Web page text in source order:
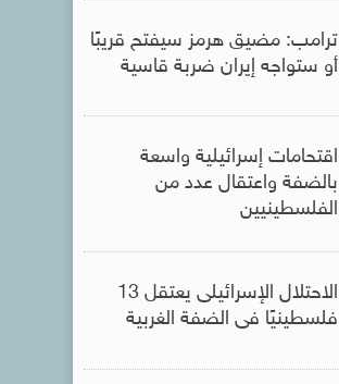
ترامب: مضيق هرمز سيفتح قريبًا
أو ستواجه إيران ضربة قاسية
اقتحامات إسرائيلية واسعة
بالضفة واعتقال عدد من
الفلسطينيين
الاحتلال الإسرائيلى يعتقل 13
فلسطينيًا فى الضفة الغربية